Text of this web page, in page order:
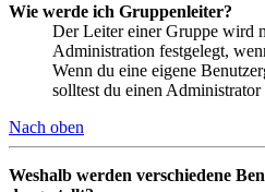
Wie werde ich Gruppenleiter?
Der Leiter einer Gruppe wird
Administration festgelegt,
Wenn du eine eigene
solltest du einen
Nach oben
Weshalb werden verschiedene